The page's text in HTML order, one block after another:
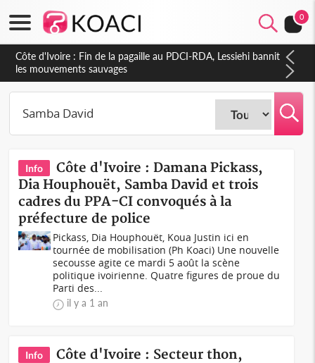
0
Côte d'Ivoire : Ouattara promet des sanctions contre les
déguerpissements illégaux
Info
Côte d'Ivoire : Damana Pickass,
Dia Houphouët, Samba David et trois
cadres du PPA-CI convoqués à la
préfecture de police
Pickass, Dia Houphouët, Koua Justin ici en
tournée de mobilisation (Ph Koaci) Une nouvelle
secousse agite ce mardi 5 août la scène
politique ivoirienne. Quatre figures de proue du
Parti des...
il y a 1 an
Info
Côte d'Ivoire : Secteur thon,